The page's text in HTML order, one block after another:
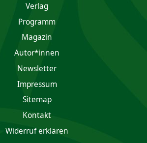
Verlag
Programm
Magazin
Autor*innen
Newsletter
Impres­sum
Sitemap
Kontakt
Widerruf erklären